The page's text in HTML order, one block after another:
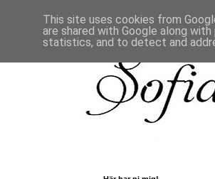
This site uses cookies from
are shared with Google along
statistics, and to detect and